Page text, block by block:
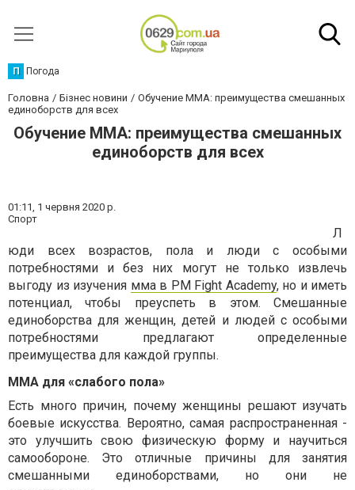
П Погода
Головна Бізнес новини
Обучение ММА: преимущества смешанных
единоборств для всех
Обучение ММА: преимущества смешанных
единоборств для всех
01:11, 1 червня 2020 р.
Спорт
Л
юди всех возрастов, пола и люди с особыми
потребностями и без них могут не только извлечь
выгоду из изучения мма в PM Fight Academy, но и иметь
потенциал, чтобы преуспеть в этом. Смешанные
единоборства для женщин, детей и людей с особыми
потребностями предлагают определенные
преимущества для каждой группы.
ММА для «слабого пола»
Есть много причин, почему женщины решают изучать
боевые искусства. Вероятно, самая распространенная -
это улучшить свою физическую форму и научиться
самообороне. Это отличные причины для занятия
смешанными единоборствами, но они не